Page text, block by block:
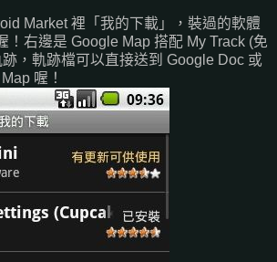
Market 裡「我的下載」，裝過的軟體
！右邊是 Google Map 搭配 My Track (免
，軌跡檔可以直接送到 Google Doc 或
喔！